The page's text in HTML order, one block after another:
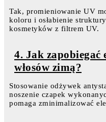
Tak, promieniowanie UV
koloru i osłabienie
kosmetyków z filtrem UV.
4. Jak zapobiegać
włosów zimą?
Stosowanie odżywek
noszenie czapek
pomaga zminimalizować